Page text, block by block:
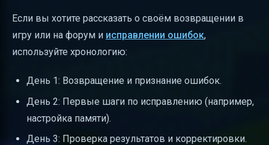
Если вы хотите рассказать о своём возвращении в
игру или на форум и исправлении ошибок,
используйте хронологию:
День 1: Возвращение и признание ошибок.
День 2: Первые шаги по исправлению (например,
настройка памяти).
День 3: Проверка результатов и корректировки.